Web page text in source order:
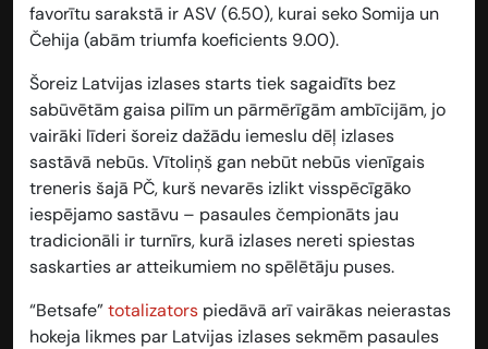
favorītu sarakstā ir ASV (6.50), kurai seko Somija un
Čehija (abām triumfa koeficients 9.00).
Šoreiz Latvijas izlases starts tiek sagaidīts bez
sabūvētām gaisa pilīm un pārmērīgām ambīcijām, jo
vairāki līderi šoreiz dažādu iemeslu dēļ izlases
sastāvā nebūs. Vītoliņš gan nebūt nebūs vienīgais
treneris šajā PČ, kurš nevarēs izlikt visspēcīgāko
iespējamo sastāvu – pasaules čempionāts jau
tradicionāli ir turnīrs, kurā izlases nereti spiestas
saskarties ar atteikumiem no spēlētāju puses.
“Betsafe”totalizators piedāvā arī vairākas neierastas
hokeja likmes par Latvijas izlases sekmēm pasaules